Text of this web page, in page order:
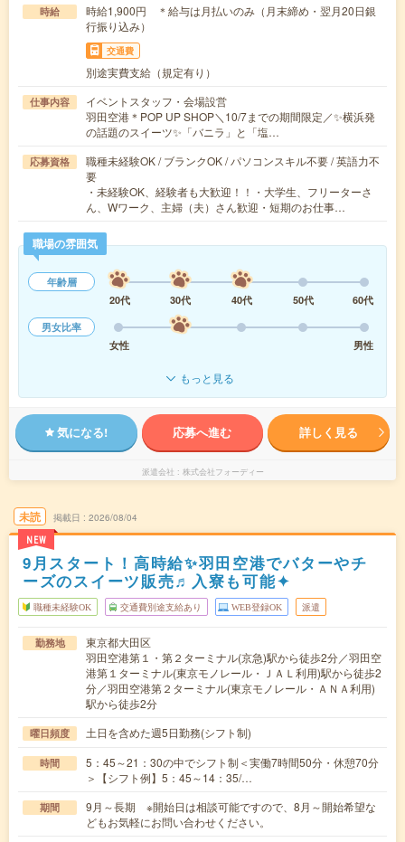
時給
時給1,900円 ＊給与は月払いのみ（月末締め・翌月20日銀
行振り込み）
交通費
別途実費支給（規定有り）
仕事内容
イベントスタッフ・会場設営
羽田空港＊POP UP SHOP＼10/7までの期間限定／✨横浜発
の話題のスイーツ✨「バニラ」と「塩…
応募資格
職種未経験OK / ブランクOK / パソコンスキル不要 / 英語力不
要
・未経験OK、経験者も大歓迎！！・大学生、フリーターさ
ん、Wワーク、主婦（夫）さん歓迎・短期のお仕事…
職場の雰囲気
年齢層
20代
30代 40代 50代
60代
男女比率
女性
男性
もっと見る
気になる! 応募へ進む 詳しく見る
派遣会社 株式会社フォーディー
未読
NEW
掲載日 2026/08/04
9月スタート！高時給✨羽田空港でバターやチ
ーズのスイーツ販売♬入寮も可能✦
職種未経験OK 交通費別途支給あり WEB登録OK 派遣
勤務地
東京都大田区
羽田空港第１・第２ターミナル(京急)駅から徒歩2分／羽田空
港第１ターミナル(東京モノレール・ＪＡＬ利用)駅から徒歩2
分／羽田空港第２ターミナル(東京モノレール・ＡＮＡ利用)
駅から徒歩2分
曜日頻度 土日を含めた週5日勤務(シフト制)
時間
5：45～21：30の中でシフト制＜実働7時間50分・休憩70分
＞【シフト例】5：45～14：35/…
期間
9月～長期 ※開始日は相談可能ですので、8月～開始希望な
どもお気軽にお問い合わせください。